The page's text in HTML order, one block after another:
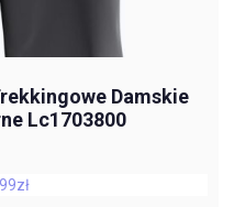
Damskie
Lc1703800
zł